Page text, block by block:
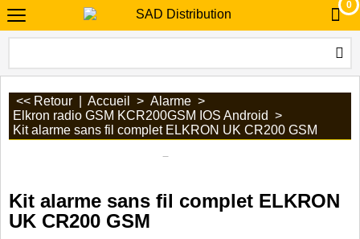
0
<< Retour Accueil > Alarme >
Elkron radio GSM KCR200GSM IOS Android >
Kit alarme sans fil complet ELKRON UK CR200 GSM
Kit alarme sans fil complet ELKRON
UK CR200 GSM